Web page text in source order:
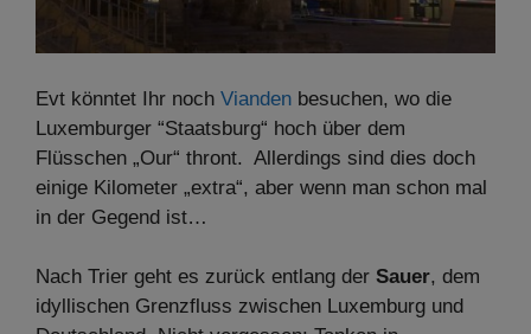
Evt könntet Ihr noch Vianden besuchen, wo die
Luxemburger “Staatsburg“ hoch über dem
Flüsschen „Our“ thront. Allerdings sind dies doch
einige Kilometer „extra“, aber wenn man schon mal
in der Gegend ist…
Nach Trier geht es zurück entlang der Sauer, dem
idyllischen Grenzfluss zwischen Luxemburg und